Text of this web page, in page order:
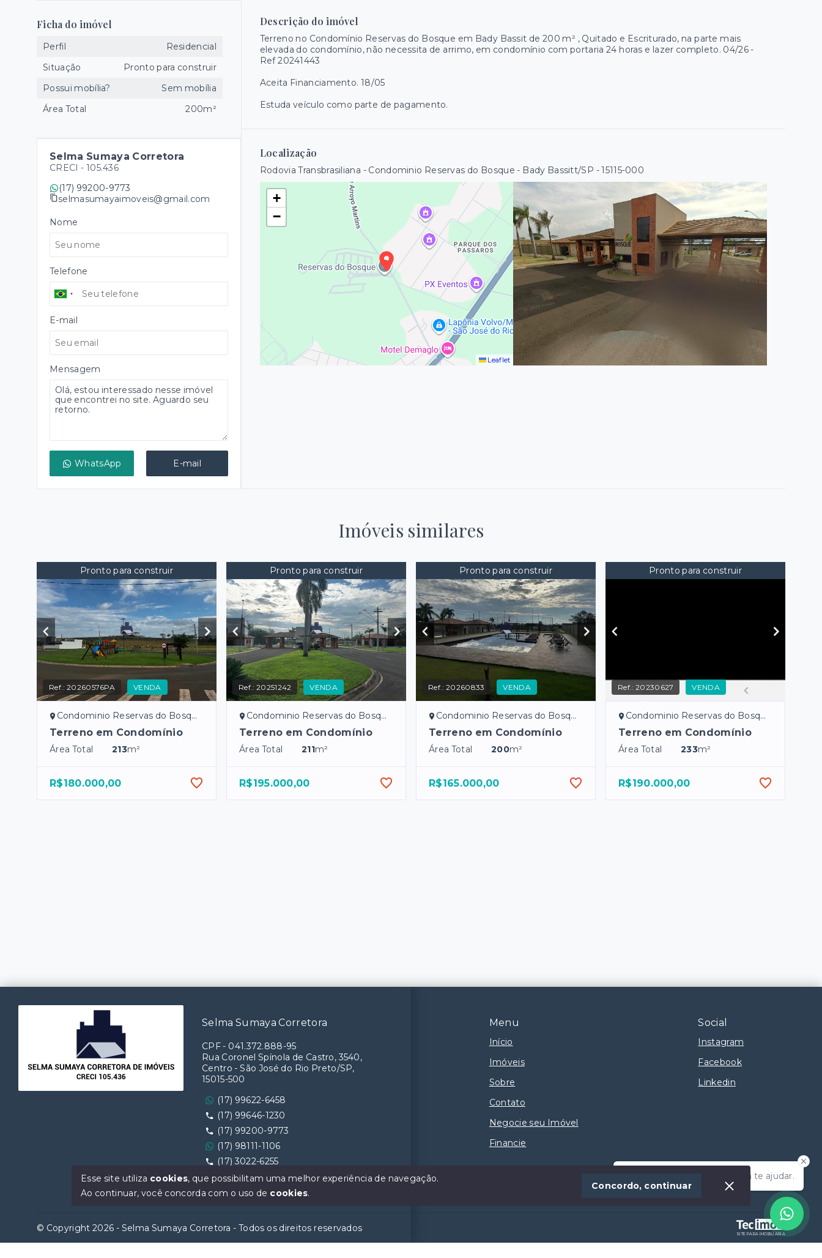
Descrição do imóvel
Terreno no Condomínio Reservas do Bosque em Bady Bassit de 200 m² , Quitado e Escriturado, na parte mais
elevada do condomínio, não necessita de arrimo, em condomínio com portaria 24 horas e lazer completo. 04/26 -
Ref 20241443
Aceita Financiamento. 18/05
Estuda veículo como parte de pagamento.
Localização
Rodovia Transbrasiliana - Condominio Reservas do Bosque - Bady Bassitt/SP - 15115-000
+
−
Leaflet
Ficha do imóvel
Perfil
Residencial
Situação
Pronto para construir
Possui mobília?
Sem mobília
Área Total
200m²
Selma Sumaya Corretora
CRECI - 105.436
(17) 99200-9773
selmasumayaimoveis@gmail.com
Nome
Telefone
E-mail
Mensagem
WhatsApp E-mail
Imóveis similares
Pronto para construir
Ref.:20260576PA VENDA
Condominio Reservas do Bosque - Bady Bassitt/SP
Terreno em Condomínio
Área Total 213m²
R$180.000,00
Pronto para construir
Ref.:20251242 VENDA
Condominio Reservas do Bosque - Bady Bassitt/SP
Terreno em Condomínio
Área Total 211m²
R$195.000,00
Pronto para construir
Ref.:20260833 VENDA
Condominio Reservas do Bosque - Bady Bassitt/SP
Terreno em Condomínio
Área Total 200m²
R$165.000,00
Pronto para construir
Ref.:20230627 VENDA
Condominio Reservas do Bosque - Bady Bassitt/SP
Terreno em Condomínio
Área Total 233m²
R$190.000,00
Olá! Estamos disponíveis para te ajudar.
Menu
Início
Imóveis
Sobre
Contato
Negocie seu Imóvel
Financie
Social
Instagram
Facebook
Linkedin
SITE PARA IMOBILIARIA
Selma Sumaya Corretora
CPF- 041.372.888-95
Rua Coronel Spínola de Castro, 3540,
Centro - São José do Rio Preto/SP,
15015-500
(17) 99622-6458
(17) 99646-1230
(17) 99200-9773
(17) 98111-1106
(17) 3022-6255
Ver e-mail
© Copyright 2026 - Selma Sumaya Corretora - Todos os direitos reservados
Esse site utiliza cookies, que possibilitam uma melhor experiência de navegação.
Ao continuar, você concorda com o uso de cookies.
Concordo, continuar